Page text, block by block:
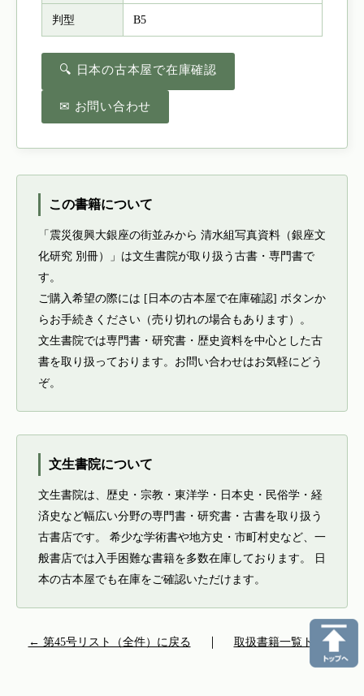
判型 B5
🔍 日本の古本屋で在庫確認
✉ お問い合わせ
この書籍について
「震災復興大銀座の街並みから 清水組写真資料（銀座文
化研究 別冊）」は文生書院が取り扱う古書・専門書で
す。
ご購入希望の際には [日本の古本屋で在庫確認] ボタンか
らお手続きください（売り切れの場合もあります）。
文生書院では専門書・研究書・歴史資料を中心とした古
書を取り扱っております。お問い合わせはお気軽にどう
ぞ。
文生書院について
文生書院は、歴史・宗教・東洋学・日本史・民俗学・経
済史など幅広い分野の専門書・研究書・古書を取り扱う
古書店です。 希少な学術書や地方史・市町村史など、一
般書店では入手困難な書籍を多数在庫しております。 日
本の古本屋でも在庫をご確認いただけます。
← 第45号リスト（全件）に戻る 取扱書籍一覧トップ